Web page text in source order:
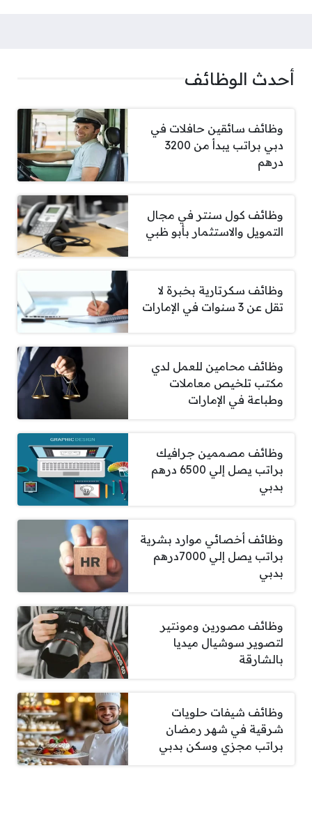
أحدث الوظائف
وظائف سائقين حافلات في
دبي براتب يبدأ من 3200
درهم
وظائف كول سنتر في مجال
التمويل والاستثمار بأبو ظبي
وظائف سكرتارية بخبرة لا
تقل عن 3 سنوات في الإمارات
وظائف محامين للعمل لدي
مكتب تلخيص معاملات
وطباعة في الإمارات
وظائف مصممين جرافيك
براتب يصل إلي 6500 درهم
بدبي
وظائف أخصائي موارد بشرية
براتب يصل إلي 7000درهم
بدبي
وظائف مصورين ومونتير
لتصوير سوشيال ميديا
بالشارقة
وظائف شيفات حلويات
شرقية في شهر رمضان
براتب مجزي وسكن بدبي